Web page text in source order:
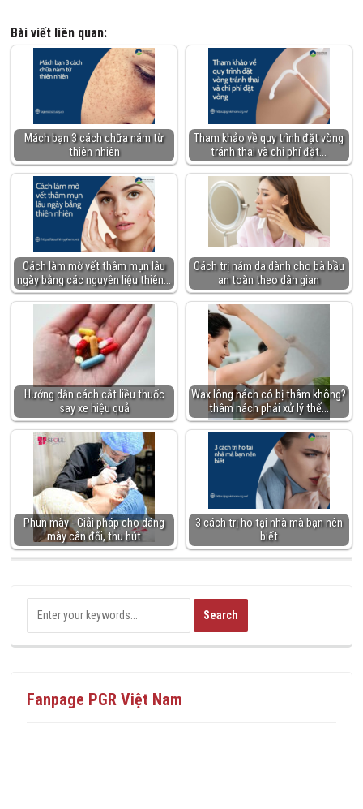
Bài viết liên quan:
Mách bạn 3 cách chữa nám từ
thiên nhiên
Tham khảo về quy trình đặt vòng
tránh thai và chi phí đặt…
Cách làm mờ vết thâm mụn lâu
ngày bằng các nguyên liệu thiên…
Cách trị nám da dành cho bà bầu
an toàn theo dân gian
Hướng dẫn cách cắt liều thuốc
say xe hiệu quả
Wax lông nách có bị thâm không?
thâm nách phải xử lý thế…
Phun mày - Giải pháp cho dáng
mày cân đối, thu hút
3 cách trị ho tại nhà mà bạn nên
biết
Fanpage PGR Việt Nam